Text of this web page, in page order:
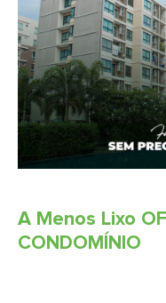
A Menos Lixo
CONDOMÍNIO